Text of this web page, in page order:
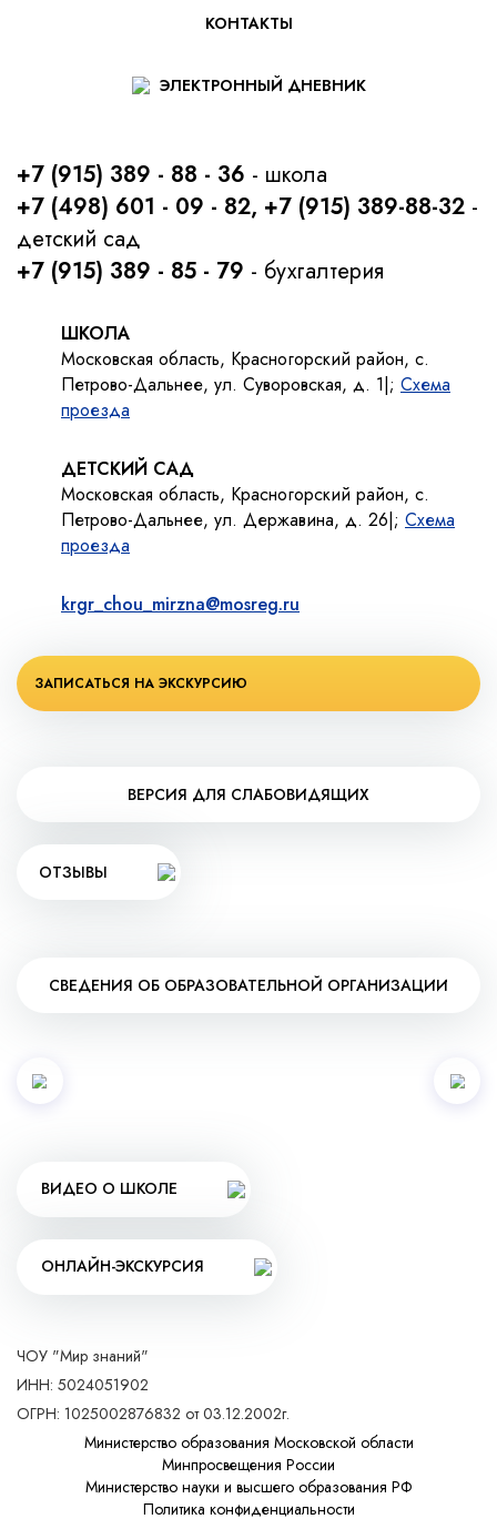
КОНТАКТЫ
ЭЛЕКТРОННЫЙ ДНЕВНИК
+7 (915) 389 - 88 - 36 - школа
+7 (498) 601 - 09 - 82, +7 (915) 389-88-32 -
детский сад
+7 (915) 389 - 85 - 79 - бухгалтерия
ШКОЛА
Московская область, Красногорский район, с.
Петрово-Дальнее, ул. Суворовская, д. 1|; Схема
проезда
ДЕТСКИЙ САД
Московская область, Красногорский район, с.
Петрово-Дальнее, ул. Державина, д. 26|; Схема
проезда
krgr_chou_mirzna@mosreg.ru
ЗАПИСАТЬСЯ НА ЭКСКУРСИЮ
ВЕРСИЯ ДЛЯ СЛАБОВИДЯЩИХ
ОТЗЫВЫ
СВЕДЕНИЯ ОБ ОБРАЗОВАТЕЛЬНОЙ ОРГАНИЗАЦИИ
ВИДЕО О ШКОЛЕ
ОНЛАЙН-ЭКСКУРСИЯ
ЧОУ "Мир знаний"
ИНН: 5024051902
ОГРН: 1025002876832 от 03.12.2002г.
Министерство образования Московской области
Минпросвещения России
Министерство науки и высшего образования РФ
Политика конфиденциальности